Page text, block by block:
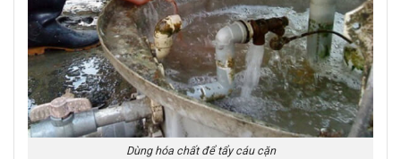
Dùng hóa chất để tẩy cáu cặn